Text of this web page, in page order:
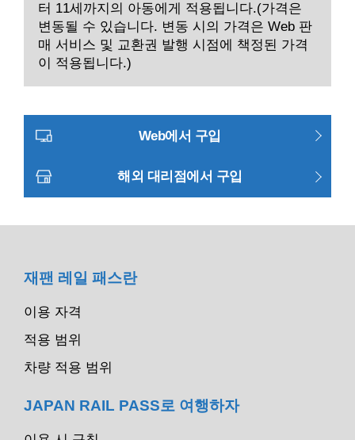
터 11세까지의 아동에게 적용됩니다.(가격은
변동될 수 있습니다. 변동 시의 가격은 Web 판
매 서비스 및 교환권 발행 시점에 책정된 가격
이 적용됩니다.)
Web에서 구입
해외 대리점에서 구입
재팬 레일 패스란
이용 자격
적용 범위
차량 적용 범위
JAPAN RAIL PASS로 여행하자